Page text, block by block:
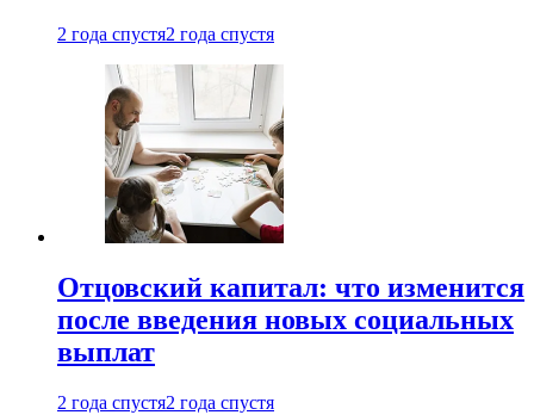
2 года спустя2 года спустя
Отцовский капитал: что изменится
после введения новых социальных
выплат
2 года спустя2 года спустя